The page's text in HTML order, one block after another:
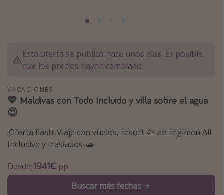
Tailandia
Albania
Camping
Viajes en tren
Viajar sola como mujer
Esta oferta se publicó hace unos días. Es posible
que los precios hayan cambiado.
VACACIONES
💙 Maldivas con Todo Incluido y villa sobre el agua
😍
¡Oferta flash! Viaje con vuelos, resort 4* en régimen All
Inclusive y traslados 🛥️
Desde 1941€ pp
Buscar más fechas